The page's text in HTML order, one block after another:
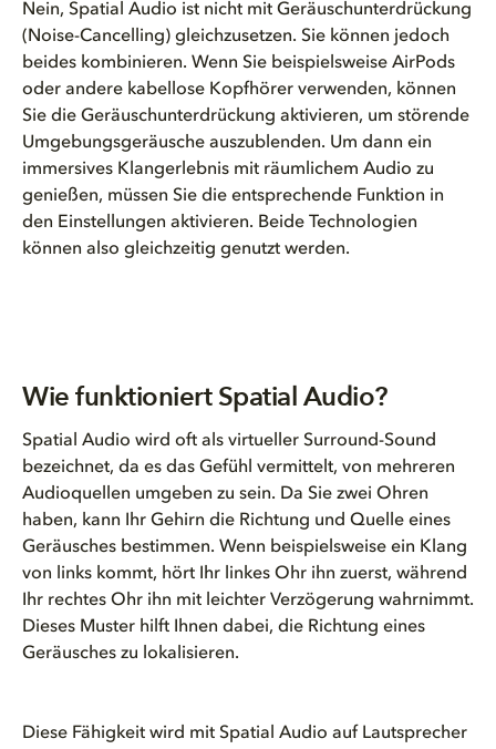
Nein, Spatial Audio ist nicht mit Geräuschunterdrückung
(Noise-Cancelling) gleichzusetzen. Sie können jedoch
beides kombinieren. Wenn Sie beispielsweise AirPods
oder andere kabellose Kopfhörer verwenden, können
Sie die Geräuschunterdrückung aktivieren, um störende
Umgebungsgeräusche auszublenden. Um dann ein
immersives Klangerlebnis mit räumlichem Audio zu
genießen, müssen Sie die entsprechende Funktion in
den Einstellungen aktivieren. Beide Technologien
können also gleichzeitig genutzt werden.
Wie funktioniert Spatial Audio?
Spatial Audio wird oft als virtueller Surround-Sound
bezeichnet, da es das Gefühl vermittelt, von mehreren
Audioquellen umgeben zu sein. Da Sie zwei Ohren
haben, kann Ihr Gehirn die Richtung und Quelle eines
Geräusches bestimmen. Wenn beispielsweise ein Klang
von links kommt, hört Ihr linkes Ohr ihn zuerst, während
Ihr rechtes Ohr ihn mit leichter Verzögerung wahrnimmt.
Dieses Muster hilft Ihnen dabei, die Richtung eines
Geräusches zu lokalisieren.
Diese Fähigkeit wird mit Spatial Audio auf Lautsprecher